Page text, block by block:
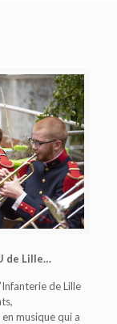
de Lille…
de Lille
musique qui a